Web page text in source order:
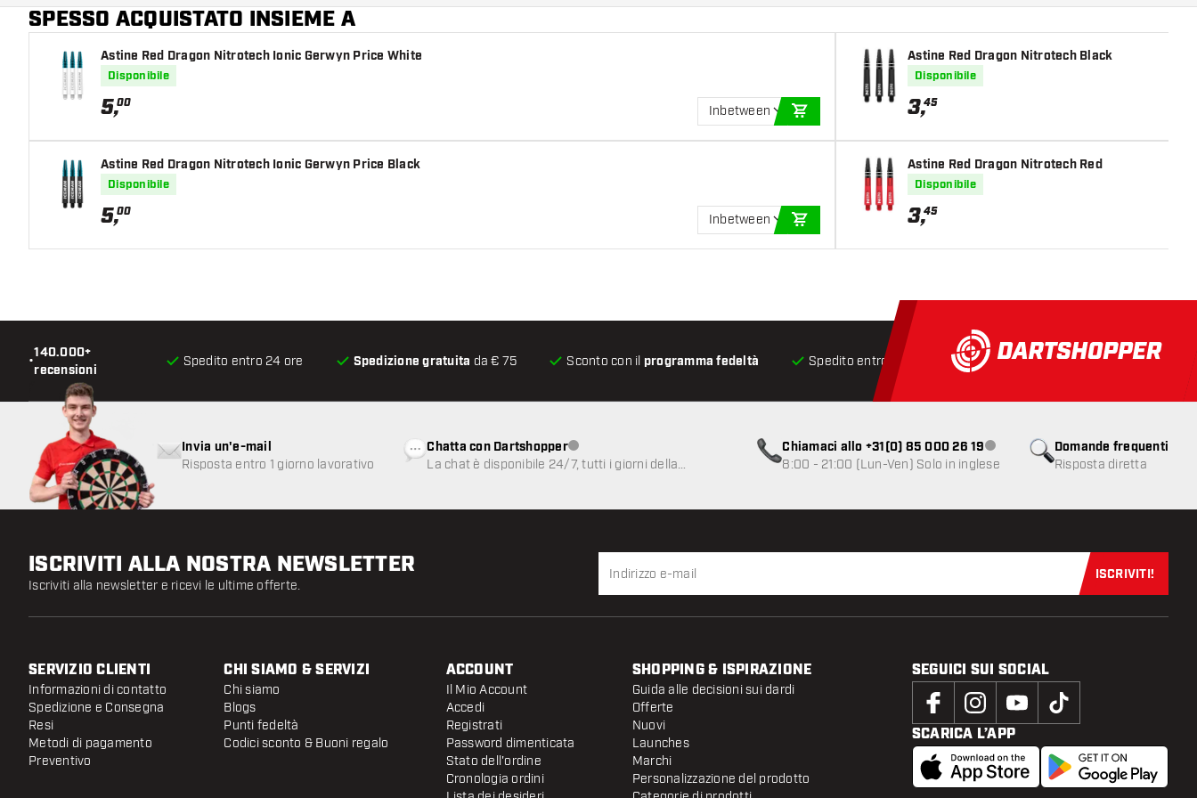
Colore principale
SPESSO ACQUISTATO INSIEME A
Astine Red Dragon Nitrotech Ionic Gerwyn Price White
Disponibile
5,00
Inbetween
AGGIUNGI AL CARRELLO
Astine Red Dragon Nitrotech Ionic Gerwyn Price Black
Disponibile
5,00
Inbetween
AGGIUNGI AL CARRELLO
Astine Red Dragon Nitrotech Black
Disponibile
3,45
Astine Red Dragon Nitrotech Red
Disponibile
3,45
•
140.000+
recensioni
Spedito entro 24 ore Spedizione gratuita da € 75 Sconto con il programma fedeltà Spedito entro 24 ore Spedizione gratuitada € 75
Domande frequenti
Risposta diretta
Invia un'e-mail
Risposta entro 1 giorno lavorativo
Chatta con DartshopperServizio clienti non disponibile
La chat è disponibile 24/7, tutti i giorni della
Chiamaci allo +31(0) 85 000 26 19Servizio clienti non disponibile
8:00 - 21:00 (Lun-Ven) Solo in inglese
ISCRIVITI ALLA NOSTRA NEWSLETTER
Iscriviti alla newsletter e ricevi le ultime offerte.
Iscriviti
ISCRIVITI!
SERVIZIO CLIENTI
Informazioni di contatto
Spedizione e Consegna
Resi
Metodi di pagamento
Preventivo
CHI SIAMO & SERVIZI
Chi siamo
Blogs
Punti fedeltà
Codici sconto & Buoni regalo
ACCOUNT
Il Mio Account
Accedi
Registrati
Password dimenticata
Stato dell'ordine
Cronologia ordini
SHOPPING & ISPIRAZIONE
Guida alle decisioni sui dardi
Offerte
Nuovi
Launches
Marchi
Personalizzazione del prodotto
SEGUICI SUI SOCIAL
SCARICA L’APP